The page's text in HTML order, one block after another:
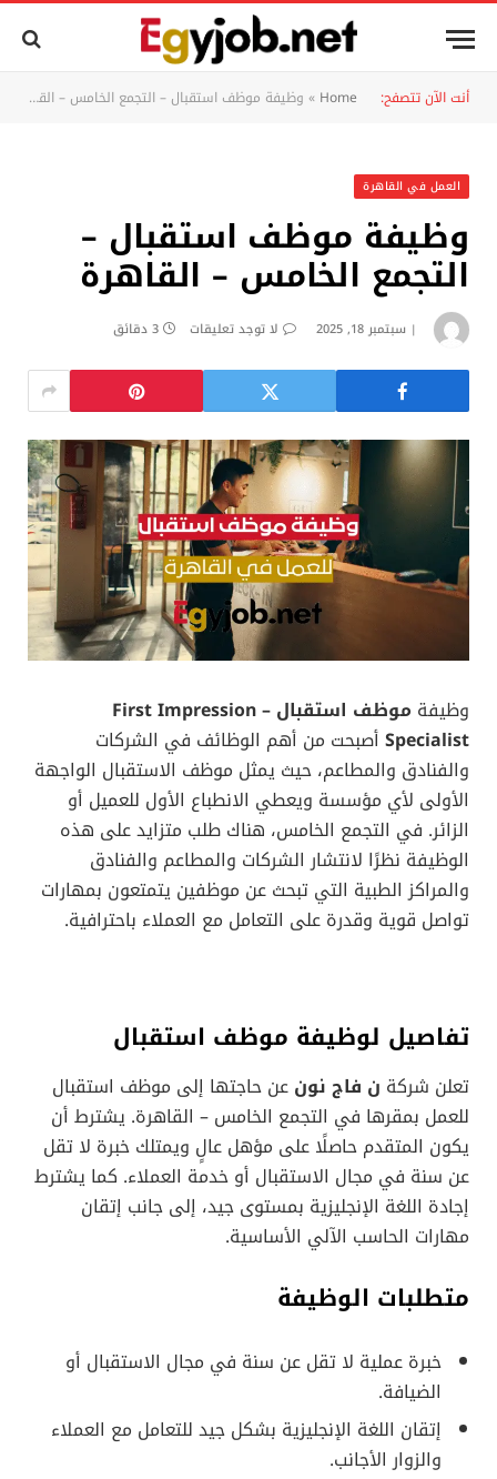
أنت الآن تتصفح: Home
» وظيفة موظف استقبال – التجمع الخامس – القاهرة
العمل في القاهرة
وظيفة موظف استقبال –
التجمع الخامس – القاهرة
سبتمبر 18, 2025 لا توجد تعليقات 3 دقائق
وظيفة
موظف استقبال – First Impression
Specialist أصبحت من أهم الوظائف في الشركات
والفنادق والمطاعم، حيث يمثل موظف الاستقبال الواجهة
الأولى لأي مؤسسة ويعطي الانطباع الأول للعميل أو
الزائر. في التجمع الخامس، هناك طلب متزايد على هذه
الوظيفة نظرًا لانتشار الشركات والمطاعم والفنادق
والمراكز الطبية التي تبحث عن موظفين يتمتعون بمهارات
تواصل قوية وقدرة على التعامل مع العملاء باحترافية.
تفاصيل لوظيفة موظف استقبال
تعلن شركة ن فاج نون عن حاجتها إلى موظف استقبال
للعمل بمقرها في التجمع الخامس – القاهرة. يشترط أن
يكون المتقدم حاصلًا على مؤهل عالٍ ويمتلك خبرة لا تقل
عن سنة في مجال الاستقبال أو خدمة العملاء. كما يشترط
إجادة اللغة الإنجليزية بمستوى جيد، إلى جانب إتقان
مهارات الحاسب الآلي الأساسية.
متطلبات الوظيفة
خبرة عملية لا تقل عن سنة في مجال الاستقبال أو
الضيافة.
إتقان اللغة الإنجليزية بشكل جيد للتعامل مع العملاء
والزوار الأجانب.